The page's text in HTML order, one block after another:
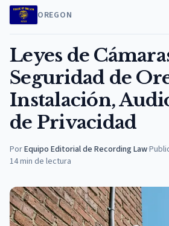
OREGON
Leyes de
Seguridad de
Instalación,
de Privacidad
PorEquipo Editorial de Recording Law·
14min de lectura